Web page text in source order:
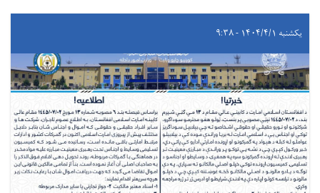
یکشنبه ۱۴۰۴/۴/۱ - ۹:۳۸